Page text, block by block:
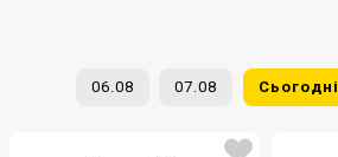
06.08 07.08 Сьогодні